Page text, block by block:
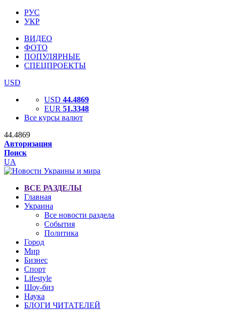
РУС
УКР
ВИДЕО
ФОТО
ПОПУЛЯРНЫЕ
СПЕЦПРОЕКТЫ
USD
USD 44.4869
EUR 51.3348
Все курсы валют
44.4869
Авторизация
Поиск
UA
ВСЕ РАЗДЕЛЫ
Главная
Украина
Все новости раздела
События
Политика
Город
Мир
Бизнес
Спорт
Lifestyle
Шоу-биз
Наука
БЛОГИ ЧИТАТЕЛЕЙ